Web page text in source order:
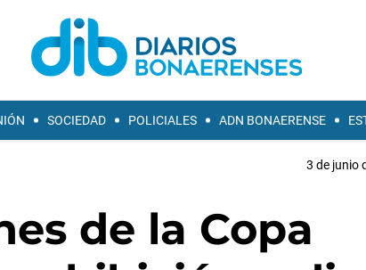
SOCIEDAD POLICIALES ADN BONAERENSE
3 de junio
de la Copa